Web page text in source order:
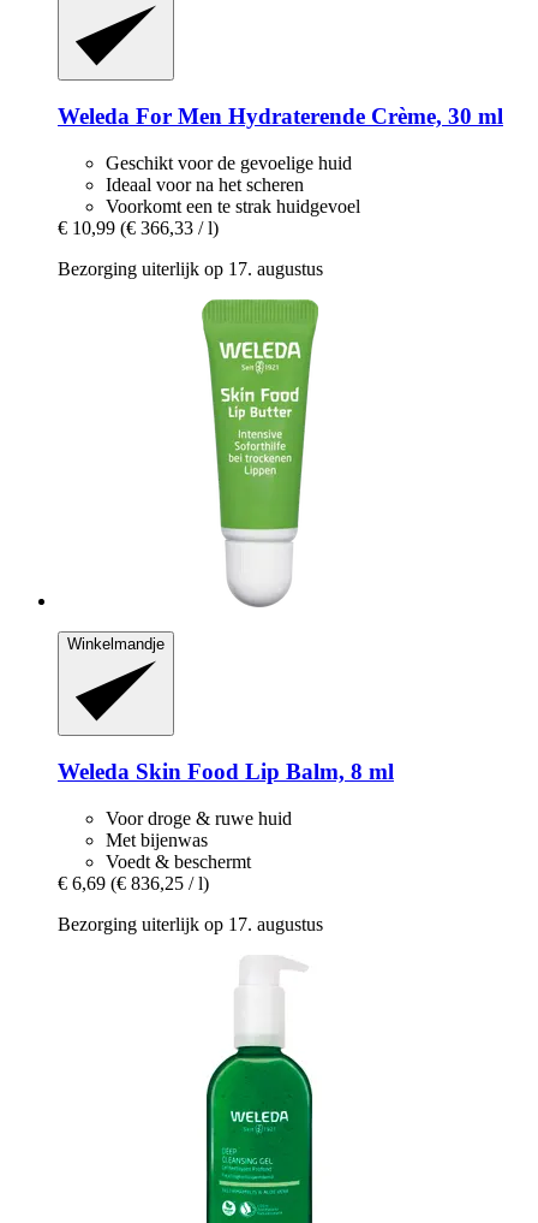
Weleda For Men Hydraterende Crème, 30 ml
Geschikt voor de gevoelige huid
Ideaal voor na het scheren
Voorkomt een te strak huidgevoel
€ 10,99 (€ 366,33 / l)
Bezorging uiterlijk op 17. augustus
Winkelmandje
Weleda Skin Food Lip Balm, 8 ml
Voor droge & ruwe huid
Met bijenwas
Voedt & beschermt
€ 6,69 (€ 836,25 / l)
Bezorging uiterlijk op 17. augustus